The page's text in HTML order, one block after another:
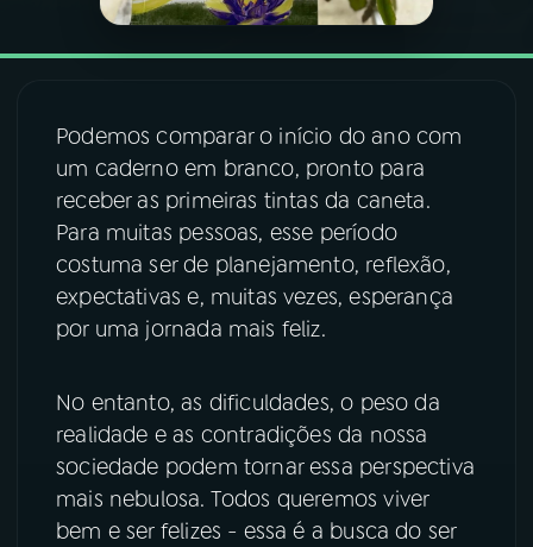
07ÚLTIMAS
FESTIVAL DE MÚSICA
ACOMPANHE A RÁDIO NACIONAL
Instagram X
TikTok
Podemos comparar o início do ano com
um caderno em branco, pronto para
receber as primeiras tintas da caneta.
Para muitas pessoas, esse período
costuma ser de planejamento, reflexão,
expectativas e, muitas vezes, esperança
por uma jornada mais feliz.
No entanto, as dificuldades, o peso da
realidade e as contradições da nossa
sociedade podem tornar essa perspectiva
mais nebulosa. Todos queremos viver
bem e ser felizes - essa é a busca do ser